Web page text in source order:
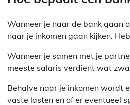
Wanneer je naar de bank gaan
naar je inkomen gaan kijken.
Wanneer je samen met je
meeste salaris verdient wat
Behalve naar je inkomen wordt
vaste lasten en of er eventueel